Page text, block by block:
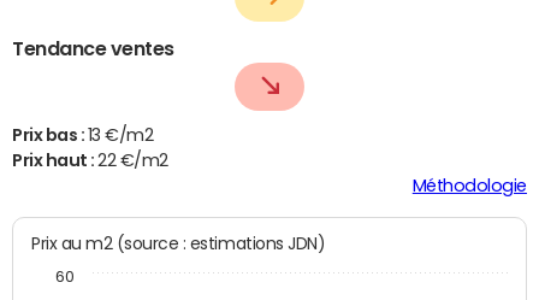
Tendance ventes
Prix bas : 13 €/m2
Prix haut :22 €/m2
Méthodologie
Prix au m2 (source : estimations JDN)
60